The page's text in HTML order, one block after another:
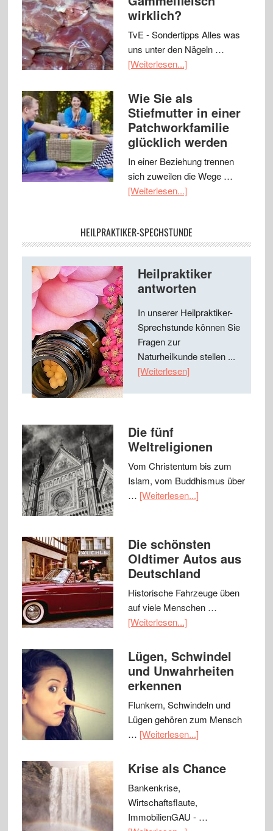
wirklich?
TvE - Sondertipps Alles was
uns unter den Nägeln …
[Weiterlesen...]
Wie Sie als
Stiefmutter in einer
Patchworkfamilie
glücklich werden
In einer Beziehung trennen
sich zuweilen die Wege …
[Weiterlesen...]
HEILPRAKTIKER-SPECHSTUNDE
Heilpraktiker
antworten
In unserer Heilpraktiker-
Sprechstunde können Sie
Fragen zur
Naturheilkunde stellen ...
[Weiterlesen]
Die fünf
Weltreligionen
Vom Christentum bis zum
Islam, vom Buddhismus über
… [Weiterlesen...]
Die schönsten
Oldtimer Autos aus
Deutschland
Historische Fahrzeuge üben
auf viele Menschen …
[Weiterlesen...]
Lügen, Schwindel
und Unwahrheiten
erkennen
Flunkern, Schwindeln und
Lügen gehören zum Mensch
… [Weiterlesen...]
Krise als Chance
Bankenkrise,
Wirtschaftsflaute,
ImmobilienGAU - …